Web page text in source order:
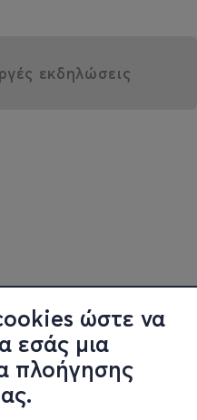
ώστε να
εσάς μια
πλοήγησης
εκδηλώσεις